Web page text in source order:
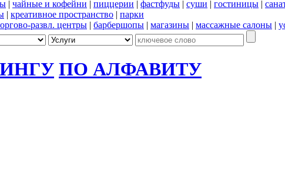
| чайные и кофейни | пиццерии | фастфуды | суши | гостиницы |
| креативное пространство | парки
развл. центры | барбершопы | магазины | массажные салоны |
ПО АЛФАВИТУ